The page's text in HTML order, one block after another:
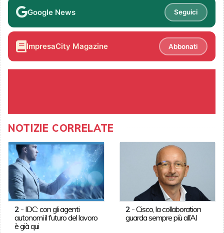
Google News Seguici
ImpresaCity Magazine Abbonati
NOTIZIE CORRELATE
2- IDC: con gli agenti
autonomi il futuro del lavoro
è già qui
2 -Cisco, la collaboration
guarda sempre più all’AI